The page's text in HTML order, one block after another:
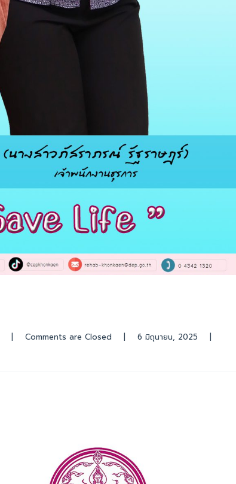
Comments are Closed 6 มิถุนายน, 2025